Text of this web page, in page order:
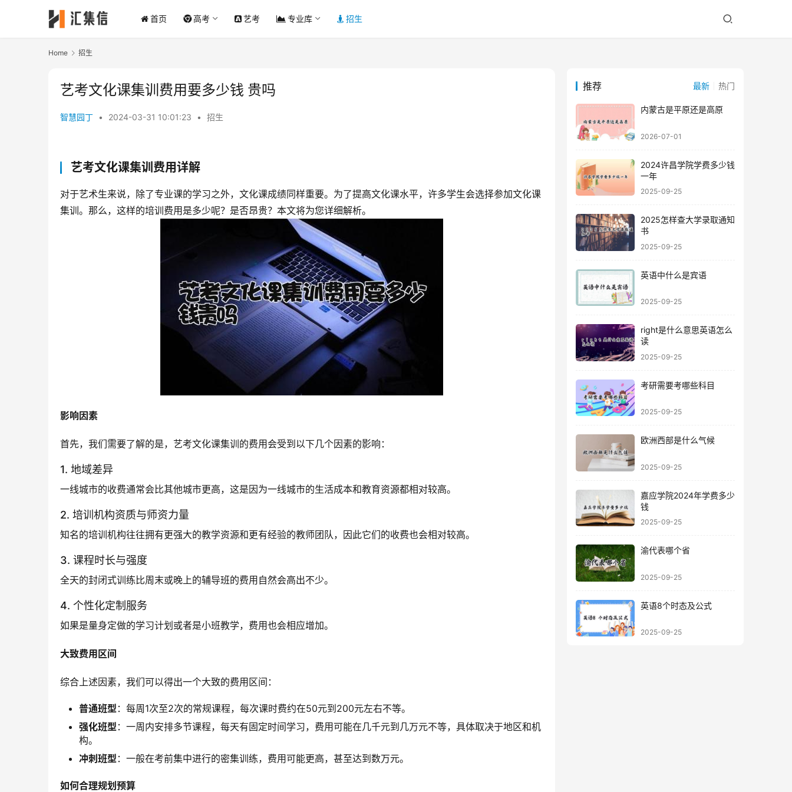
首页 高考 艺考 专业库 招生
Home 招生
艺考文化课集训费用要多少钱 贵吗
智慧园丁 • 2024-03-31 10:01:23 • 招生
艺考文化课集训费用详解
对于艺术生来说，除了专业课的学习之外，文化课成绩同样重要。为了提高文化课水平，许多学生会选择参加文化课
集训。那么，这样的培训费用是多少呢？是否昂贵？本文将为您详细解析。
影响因素
首先，我们需要了解的是，艺考文化课集训的费用会受到以下几个因素的影响：
1. 地域差异
一线城市的收费通常会比其他城市更高，这是因为一线城市的生活成本和教育资源都相对较高。
2. 培训机构资质与师资力量
知名的培训机构往往拥有更强大的教学资源和更有经验的教师团队，因此它们的收费也会相对较高。
3. 课程时长与强度
全天的封闭式训练比周末或晚上的辅导班的费用自然会高出不少。
4. 个性化定制服务
如果是量身定做的学习计划或者是小班教学，费用也会相应增加。
大致费用区间
综合上述因素，我们可以得出一个大致的费用区间：
普通班型：每周1次至2次的常规课程，每次课时费约在50元到200元左右不等。
强化班型：一周内安排多节课程，每天有固定时间学习，费用可能在几千元到几万元不等，具体取决于地区和机
构。
冲刺班型：一般在考前集中进行的密集训练，费用可能更高，甚至达到数万元。
如何合理规划预算
推荐 最新 热门
内蒙古是平原还是高原
2026-07-01
2024许昌学院学费多少钱
一年
2025-09-25
2025怎样查大学录取通知
书
2025-09-25
英语中什么是宾语
2025-09-25
right是什么意思英语怎么
读
2025-09-25
考研需要考哪些科目
2025-09-25
欧洲西部是什么气候
2025-09-25
嘉应学院2024年学费多少
钱
2025-09-25
渝代表哪个省
2025-09-25
英语8个时态及公式
2025-09-25